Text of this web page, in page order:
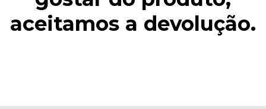
aceitamos a devolução.